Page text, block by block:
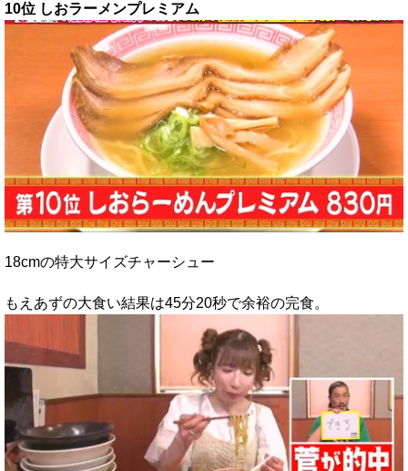
10位 しおラーメンプレミアム
18cmの特大サイズチャーシュー
もえあずの大食い結果は45分20秒で余裕の完食。